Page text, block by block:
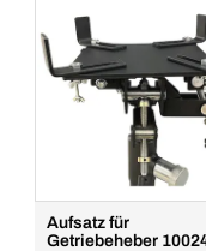
Aufsatz für
Getriebeheber